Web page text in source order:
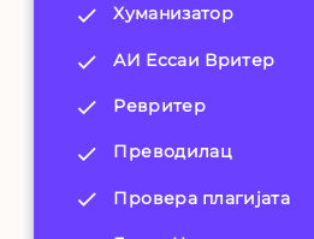
Хуманизатор
АИ Ессаи Вритер
Ревритер
Преводилац
Провера плагијата